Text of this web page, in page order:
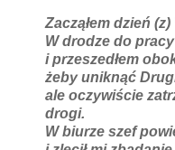
Zacząłem dzień
W drodze do
i przeszedłem
żeby uniknąć
ale oczywiście
drogi.
W biurze szef